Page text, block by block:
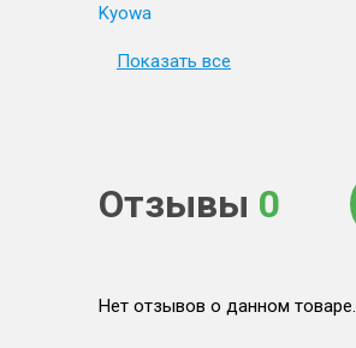
Kyowa
Показать все
Отзывы 0
Нет отзывов о данном товаре.